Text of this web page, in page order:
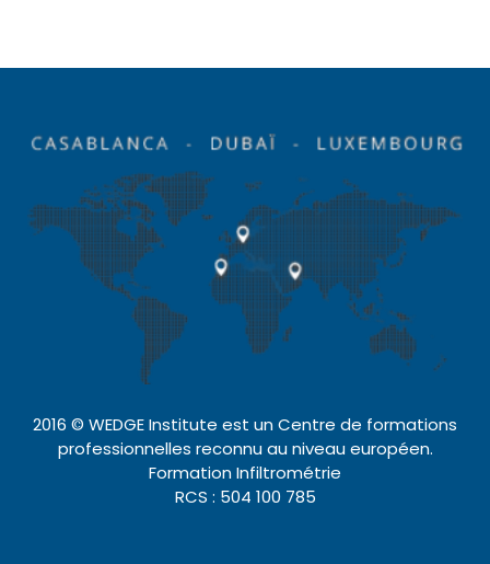
2016 © WEDGE Institute est un Centre de formations
professionnelles reconnu au niveau européen.
Formation Infiltrométrie
RCS : 504 100 785